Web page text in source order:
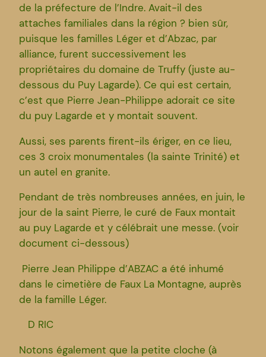
de la préfecture de l’Indre. Avait-il des
attaches familiales dans la région ? bien sûr,
puisque les familles Léger et d’Abzac, par
alliance, furent successivement les
propriétaires du domaine de Truffy (juste au-
dessous du Puy Lagarde). Ce qui est certain,
c’est que Pierre Jean-Philippe adorait ce site
du puy Lagarde et y montait souvent.
Aussi, ses parents firent-ils ériger, en ce lieu,
ces 3 croix monumentales (la sainte Trinité) et
un autel en granite.
Pendant de très nombreuses années, en juin, le
jour de la saint Pierre, le curé de Faux montait
au puy Lagarde et y célébrait une messe. (voir
document ci-dessous)
Pierre Jean Philippe d’ABZAC a été inhumé
dans le cimetière de Faux La Montagne, auprès
de la famille Léger.
D RIC
Notons également que la petite cloche (à